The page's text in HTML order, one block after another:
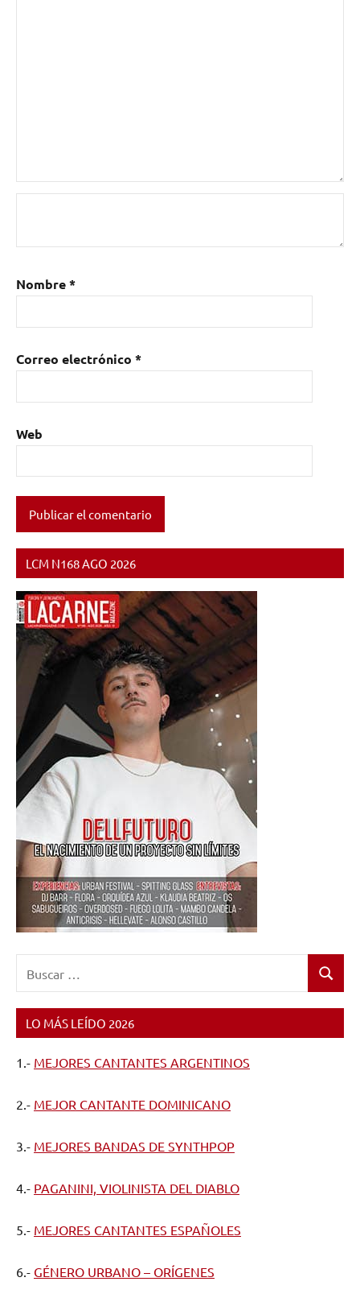
Nombre*
Correo electrónico *
Web
LCM N168 AGO 2026
Buscar
LO MÁS LEÍDO 2026
1.- MEJORES CANTANTES ARGENTINOS
2.- MEJOR CANTANTE DOMINICANO
3.- MEJORES BANDAS DE SYNTHPOP
4.- PAGANINI, VIOLINISTA DEL DIABLO
5.- MEJORES CANTANTES ESPAÑOLES
6.- GÉNERO URBANO – ORÍGENES